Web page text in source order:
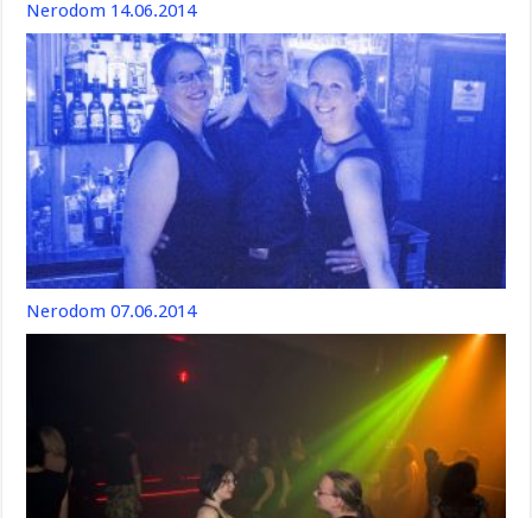
Nerodom 14.06.2014
Nerodom 07.06.2014